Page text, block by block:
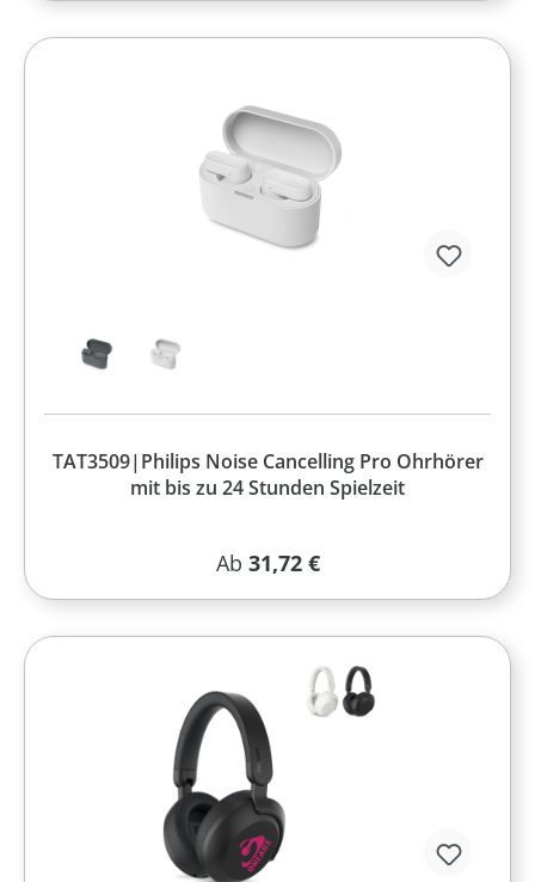
TAT3509|Philips Noise Cancelling Pro Ohrhörer
mit bis zu 24 Stunden Spielzeit
Regulärer Preis:
Ab 31,72 €